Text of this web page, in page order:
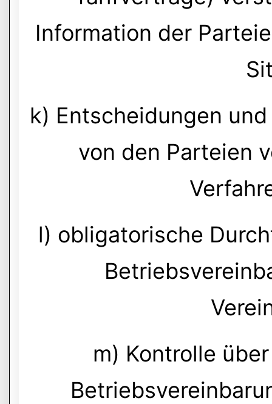
Information der
k) Entscheidungen
von den Parteien
l) obligatorische
m) Kontrolle